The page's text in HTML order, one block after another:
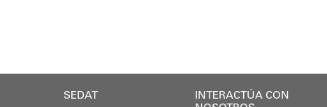
SEDAT
INTERACTÚA CON